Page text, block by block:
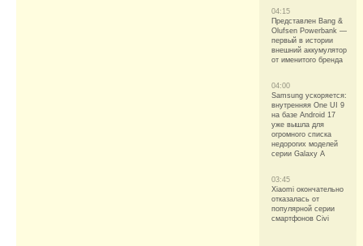
04:15
Представлен Bang &
Olufsen Powerbank —
первый в истории
внешний аккумулятор
от именитого бренда
04:00
Samsung ускоряется:
внутренняя One UI 9
на базе Android 17
уже вышла для
огромного списка
недорогих моделей
серии Galaxy A
03:45
Xiaomi окончательно
отказалась от
популярной серии
смартфонов Civi